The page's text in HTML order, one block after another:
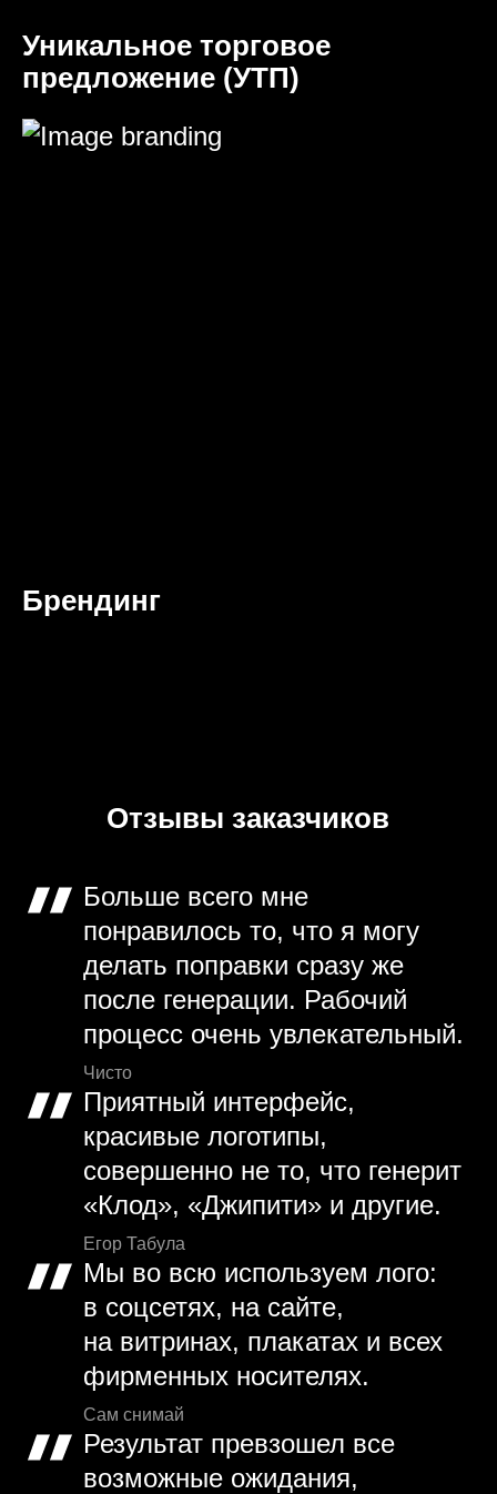
Уникальное торговое
предложение (УТП)
Брендинг
Отзывы заказчиков
Больше всего мне
понравилось то, что я могу
делать поправки сразу же
после генерации. Рабочий
процесс очень увлекательный.
Чисто
Приятный интерфейс,
красивые логотипы,
совершенно не то, что генерит
«Клод», «Джипити» и другие.
Егор Табула
Мы во всю используем лого:
в соцсетях, на сайте,
на витринах, плакатах и всех
фирменных носителях.
Сам снимай
Результат превзошел все
возможные ожидания,